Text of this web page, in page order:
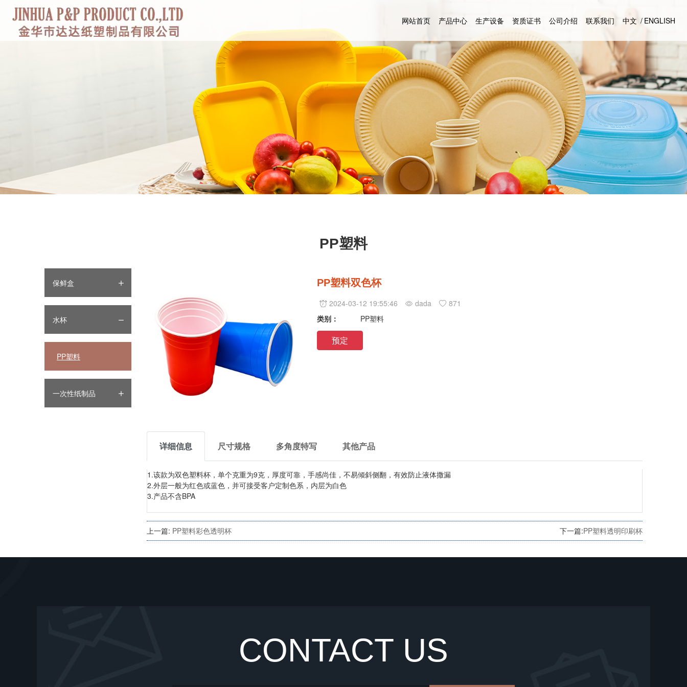
网站首页 产品中心 生产设备 资质证书 公司介绍 联系我们 中文 / ENGLISH
PP塑料
保鲜盒
水杯
PP塑料
一次性纸制品
PP塑料双色杯
2024-03-12 19:55:46 dada
871
类别：
PP塑料
预定
详细信息 尺寸规格 多角度特写 其他产品
1.该款为双色塑料杯，单个克重为9克，厚度可靠，手感尚佳，不易倾斜侧翻，有效防止液体撒漏
2.外层一般为红色或蓝色，并可接受客户定制色系，内层为白色
3.产品不含BPA
上一篇: PP塑料彩色透明杯 下一篇:PP塑料透明印刷杯
CONTACT US